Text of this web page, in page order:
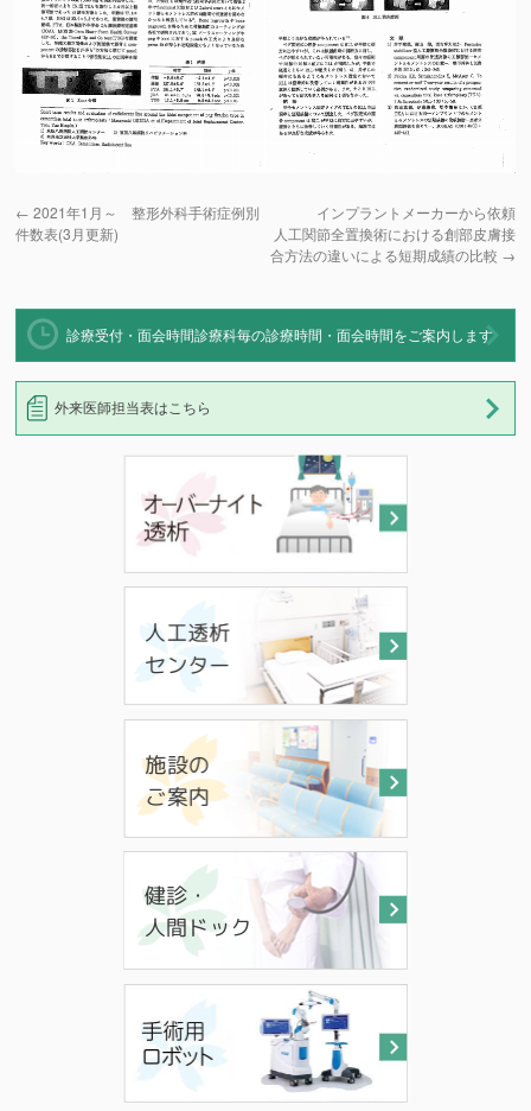
← 2021年1月～ 整形外科手術症例別
件数表(3月更新)
インプラントメーカーから依頼
人工関節全置換術における創部皮膚接
合方法の違いによる短期成績の比較 →
診療受付・面会時間診療科毎の診療時間・面会時間をご案内します
外来医師担当表はこちら